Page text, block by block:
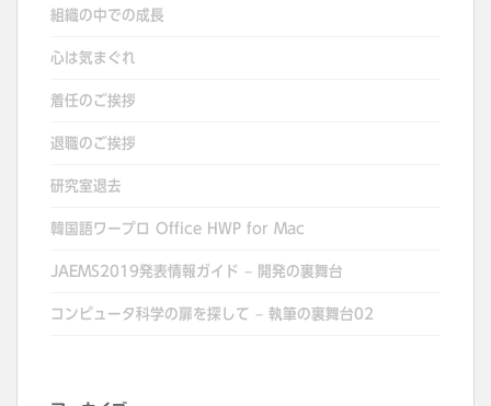
組織の中での成長
心は気まぐれ
着任のご挨拶
退職のご挨拶
研究室退去
韓国語ワープロ Office HWP for Mac
JAEMS2019発表情報ガイド – 開発の裏舞台
コンピュータ科学の扉を探して – 執筆の裏舞台02